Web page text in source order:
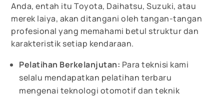
Anda, entah itu Toyota, Daihatsu, Suzuki, atau
merek laiya, akan ditangani oleh tangan-tangan
profesional yang memahami betul struktur dan
karakteristik setiap kendaraan.
Pelatihan Berkelanjutan: Para teknisi kami
selalu mendapatkan pelatihan terbaru
mengenai teknologi otomotif dan teknik